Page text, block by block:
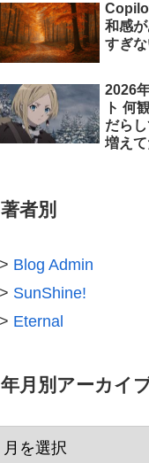
和感
すぎな
2026
ト 何
だら
増えて
著者別
Blog Admin
SunShine!
Eternal
年月別アーカイ